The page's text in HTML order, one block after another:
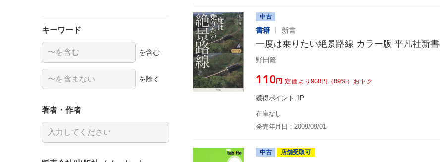
中古
書籍 新書
一度は乗りたい絶景路線 カラー版 平凡社新
野田隆
¥110円 定価より968円（89%）おトク
獲得ポイント 1P
在庫なし
発売年月日：2009/09/01
中古 店舗受取可
キーワード
を含む
を除く
著者・作者